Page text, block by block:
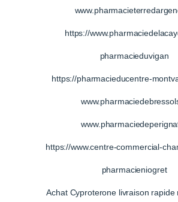
https://
pharmacieduvigan
https://pharmacieducentre-
https://www.centre-commercial-
pharmacieniogret
Achat Cyproterone livraison rapide